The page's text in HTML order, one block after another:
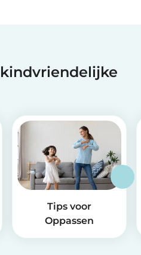
Tips voor
Oppassen